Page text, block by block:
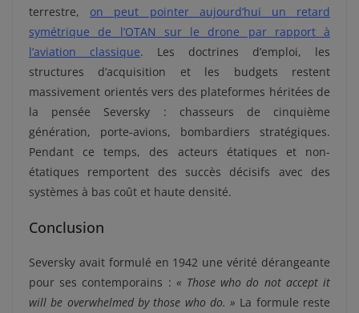
terrestre, on peut pointer aujourd’hui un retard
symétrique de l’OTAN sur le drone par rapport à
l’aviation classique. Les doctrines d’emploi, les
structures d’acquisition et les budgets restent
massivement orientés vers des plateformes héritées de
la pensée Seversky : chasseurs de cinquième
génération, porte-avions, bombardiers stratégiques.
Pendant ce temps, des acteurs étatiques et non-
étatiques remportent des succès décisifs avec des
systèmes à bas coût et haute densité.
Conclusion
Seversky avait formulé en 1942 une vérité dérangeante
pour ses contemporains : « Those who do not accept it
will be overwhelmed by those who do. » La formule reste